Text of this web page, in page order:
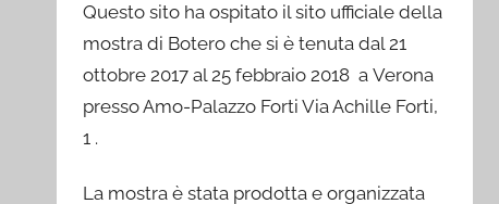
Questo sito ha ospitato il sito ufficiale della
mostra di Botero che si è tenuta dal 21
ottobre 2017 al 25 febbraio 2018 a Verona
presso Amo-Palazzo Forti Via Achille Forti,
1 .
La mostra è stata prodotta e organizzata